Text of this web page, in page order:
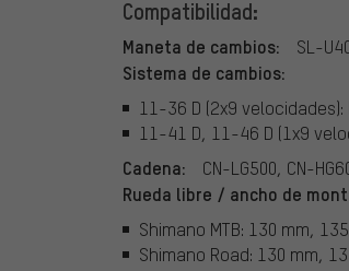
Compatibilidad:
Maneta de cambios: SL-
Sistema de cambios:
11-36 D (2x9 velocidades):
11-41 D, 11-46 D (1x9
Cadena: CN-LG500, CN-
Rueda libre / ancho de
Shimano MTB: 130 mm,
Shimano Road: 130 mm,